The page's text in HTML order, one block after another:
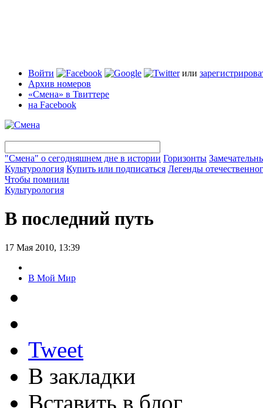
Войти или
Архив номеров
«Смена» в Твиттере
на Facebook
"Смена" о сегодняшнем дне в истории Горизонты
Культурология Купить или подписаться Легенды
Чтобы помнили
Культурология
В последний путь
17 Мая 2010, 13:39
В Мой Мир
Tweet
В закладки
Вставить в блог